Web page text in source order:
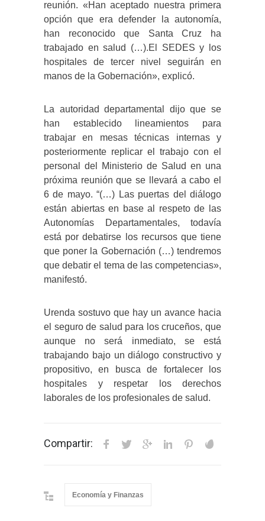
reunión. «Han aceptado nuestra primera
opción que era defender la autonomía,
han reconocido que Santa Cruz ha
trabajado en salud (…).El SEDES y los
hospitales de tercer nivel seguirán en
manos de la Gobernación», explicó.
La autoridad departamental dijo que se
han establecido lineamientos para
trabajar en mesas técnicas internas y
posteriormente replicar el trabajo con el
personal del Ministerio de Salud en una
próxima reunión que se llevará a cabo el
6 de mayo. “(…) Las puertas del diálogo
están abiertas en base al respeto de las
Autonomías Departamentales, todavía
está por debatirse los recursos que tiene
que poner la Gobernación (…) tendremos
que debatir el tema de las competencias»,
manifestó.
Urenda sostuvo que hay un avance hacia
el seguro de salud para los cruceños, que
aunque no será inmediato, se está
trabajando bajo un diálogo constructivo y
propositivo, en busca de fortalecer los
hospitales y respetar los derechos
laborales de los profesionales de salud.
Compartir:
Economía y Finanzas